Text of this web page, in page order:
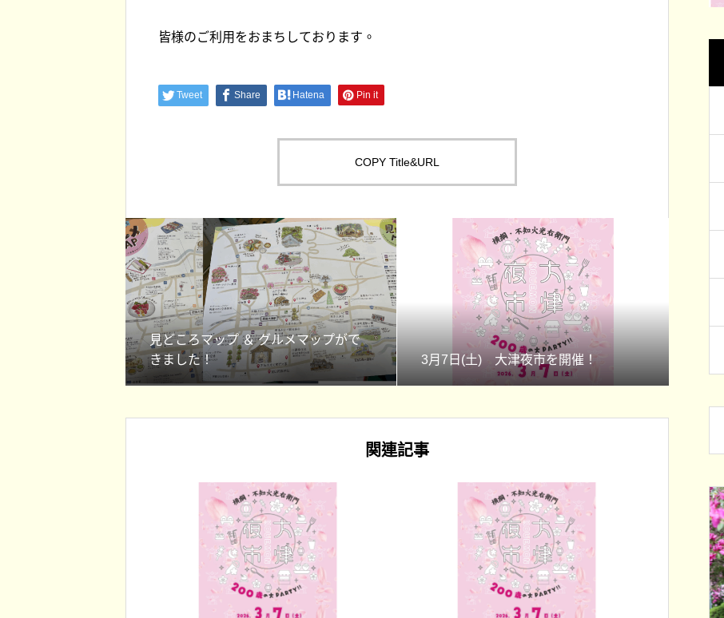
皆様のご利用をおまちしております。
Tweet Share Hatena Pin it
COPY Title&URL
見どころマップ ＆ グルメマップがで
きました！
3月7日(土) 大津夜市を開催！
関連記事
大津町役場からのお知らせ イベント